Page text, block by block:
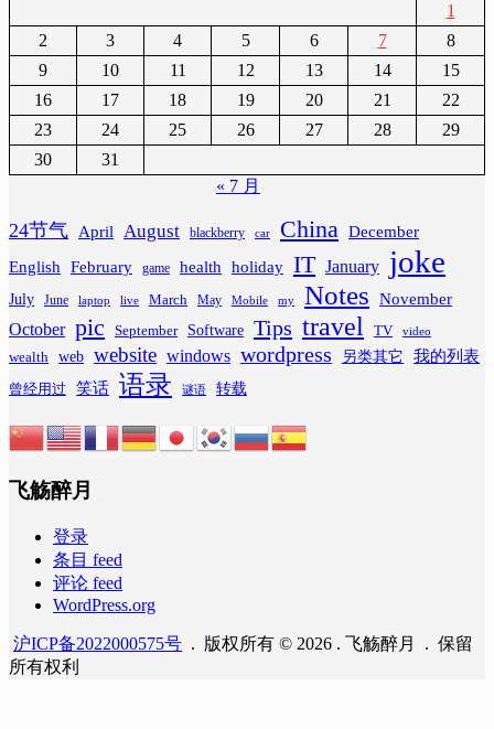
1
2
3 4 5 6 7
8
9
10 11 12 13 14
15
16
17 18 19 20 21
22
23
24 25 26 27 28
29
30
31
« 7 月
24节气 April August blackberry car China December
English February game health holiday IT January joke
July June laptop live March May Mobile my Notes November
October pic September Software Tips travel TV video
wealth web website windows wordpress 另类其它 我的列表
曾经用过 笑话 语录 谜语 转载
飞觞醉月
登录
条目 feed
评论 feed
WordPress.org
沪ICP备2022000575号 . 版权所有 © 2026 . 飞觞醉月 . 保留
所有权利